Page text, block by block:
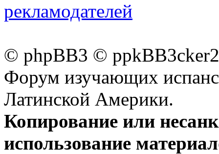
рекламодателей
© phpBB3 ©
Форум изучающих
Латинской Америки.
Копирование или
использование